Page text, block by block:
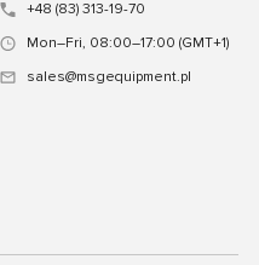
+48 (83) 313-19-70
Mon–Fri, 08:00–17:00 (GMT+1)
sales@msgequipment.pl